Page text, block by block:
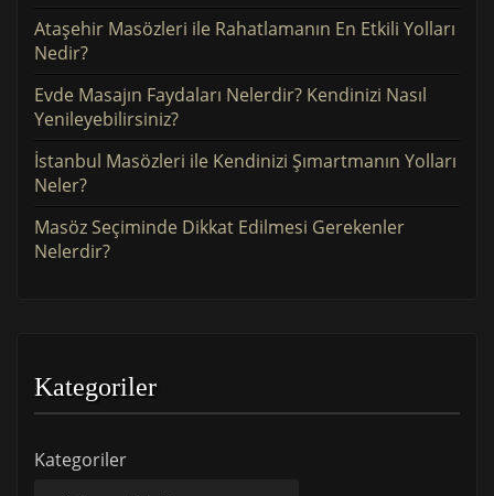
Ataşehir Masözleri ile Rahatlamanın En Etkili Yolları
Nedir?
Evde Masajın Faydaları Nelerdir? Kendinizi Nasıl
Yenileyebilirsiniz?
İstanbul Masözleri ile Kendinizi Şımartmanın Yolları
Neler?
Masöz Seçiminde Dikkat Edilmesi Gerekenler
Nelerdir?
Kategoriler
Kategoriler